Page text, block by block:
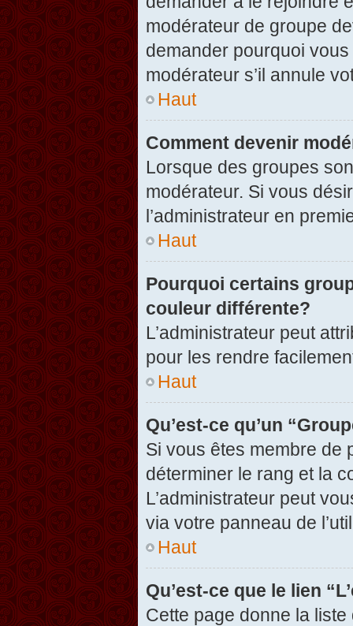
modérateur de groupe
demander pourquoi
modérateur s’il annule
Haut
Comment devenir
Lorsque des groupes
modérateur. Si vous
l’administrateur en
Haut
Pourquoi certains
couleur différente?
L’administrateur peut
pour les rendre
Haut
Qu’est-ce qu’un
Si vous êtes membre de
déterminer le rang et la
L’administrateur peut
via votre panneau de
Haut
Qu’est-ce que le lien
Cette page donne la